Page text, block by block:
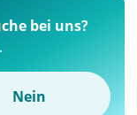
bei uns?
Nein